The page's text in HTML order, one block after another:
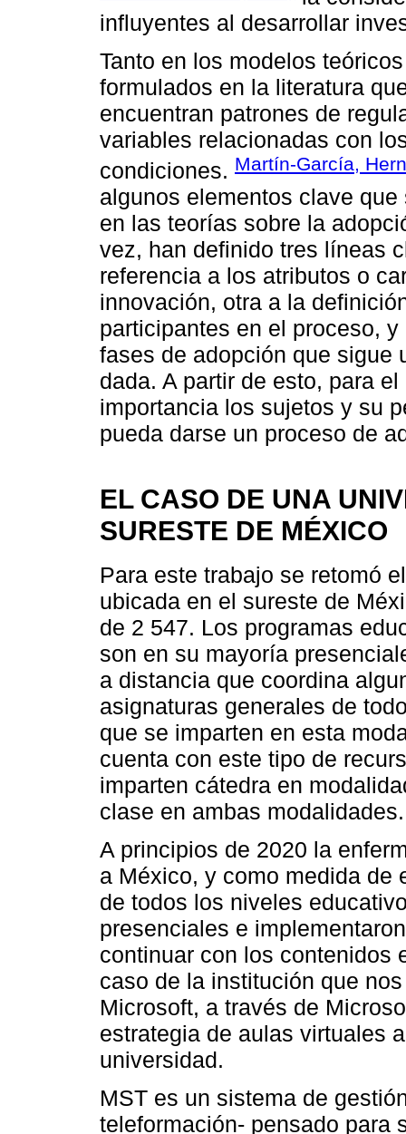
influyentes al desarrollar
Tanto en los modelos
formulados en la literatura
encuentran patrones de
variables relacionadas con
condiciones. Martín-García,
algunos elementos clave
en las teorías sobre la
vez, han definido tres líneas
referencia a los atributos o
innovación, otra a la
participantes en el proceso,
fases de adopción que sigue
dada. A partir de esto, para
importancia los sujetos y su
pueda darse un proceso de
EL CASO DE UNA
SURESTE DE MÉXICO
Para este trabajo se retomó
ubicada en el sureste de
de 2 547. Los programas
son en su mayoría
a distancia que coordina
asignaturas generales de
que se imparten en esta
cuenta con este tipo de
imparten cátedra en
clase en ambas modalidades.
A principios de 2020 la
a México, y como medida de
de todos los niveles
presenciales e
continuar con los contenidos
caso de la institución que
Microsoft, a través de
estrategia de aulas virtuales
universidad.
MST es un sistema de
teleformación- pensado para